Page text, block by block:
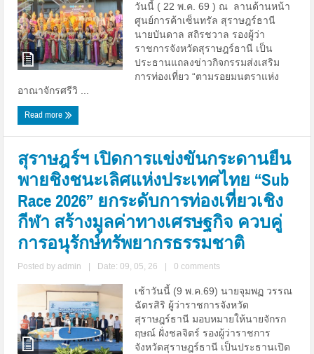
วันนี้ ( 22 พ.ค. 69 ) ณ ลานด้านหน้า
ศูนย์การค้าเซ็นทรัล สุราษฎร์ธานี
นายบันดาล สถิรชวาล รองผู้ว่า
ราชการจังหวัดสุราษฎร์ธานี เป็น
ประธานแถลงข่าวกิจกรรมส่งเสริม
การท่องเที่ยว “ตามรอยมนตราแห่ง
อาณาจักรศรีวิ ...
Read more
สุราษฎร์ฯ เปิดการแข่งขันกระดานยืน
พายชิงชนะเลิศแห่งประเทศไทย “Sub
Race 2026” ยกระดับการท่องเที่ยวเชิง
กีฬา สร้างมูลค่าทางเศรษฐกิจ ควบคู่
การอนุรักษ์ทรัพยากรธรรมชาติ
Posted byadmin Date: 09, 05, 26 0 comments
เช้าวันนี้ (9 พ.ค.69) นายจุมพฏ วรรณ
ฉัตรสิริ ผู้ว่าราชการจังหวัด
สุราษฎร์ธานี มอบหมายให้นายจักรก
ฤษณ์ ฝั่งชลจิตร์ รองผู้ว่าราชการ
จังหวัดสุราษฎร์ธานี เป็นประธานเปิด